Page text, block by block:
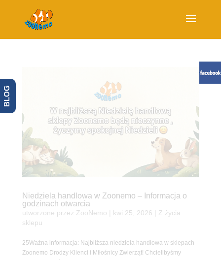
Niedziela handlowa w Zoonemo – Informacja o
godzinach otwarcia
utworzone przez ZooNemo kwi 25, 2026
Z życia
sklepu
25Ważna informacja: Najbliższa niedziela handlowa w sklepach
Zoonemo Drodzy Klienci i Miłośnicy Zwierząt! Chcielibyśmy
BLOG